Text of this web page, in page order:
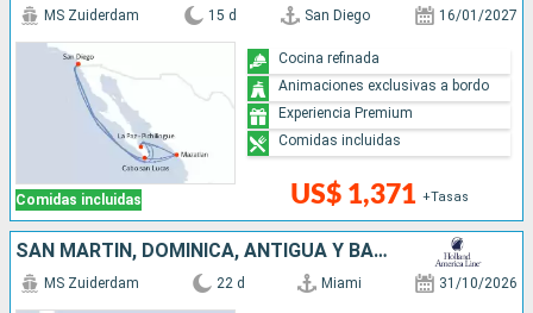
Comidas incluidas
MS Zuiderdam 15 d San Diego 16/01/2027
US$ 1,371 +Tasas
Cocina refinada
Animaciones exclusivas a bordo
Experiencia Premium
Comidas incluidas
SAN MARTÍN, DOMINICA, ANTIGUA Y BARBUDA, ESTADOS UNIDOS, ARUBA, REPÚBLICA DOMINICANA, BAHAMAS
MS Zuiderdam 22 d Miami 31/10/2026